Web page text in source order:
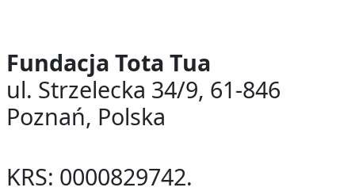
Fundacja Tota Tua
ul. Strzelecka 34/9, 61-846
Poznań, Polska
KRS: 0000829742.